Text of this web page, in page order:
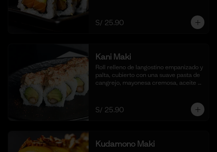
S/ 25.90
Kani Maki
Roll relleno de langostino empanizado y
palta, cubierto con una suave pasta de
cangrejo, mayonesa cremosa, aceite
cortes).
S/ 25.90
Kudamono Maki